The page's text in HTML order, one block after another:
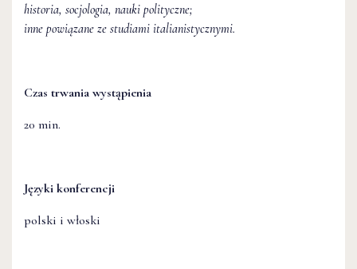
historia, socjologia, nauki polityczne;
inne powiązane ze studiami italianistycznymi.
Czas trwania wystąpienia
20 min.
Języki konferencji
polski i włoski